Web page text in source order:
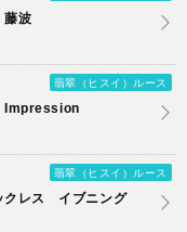
藤波
翡翠（ヒスイ）ルース
Impression
翡翠（ヒスイ）ルース
クレス イブニング